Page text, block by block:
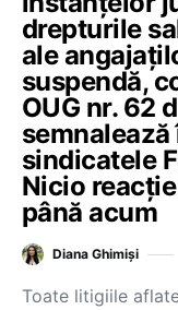
drepturile
ale
suspendă,
OUG nr. 62
sindicatele
Nicio
până acum
Diana Ghimiși
Toate litigiile